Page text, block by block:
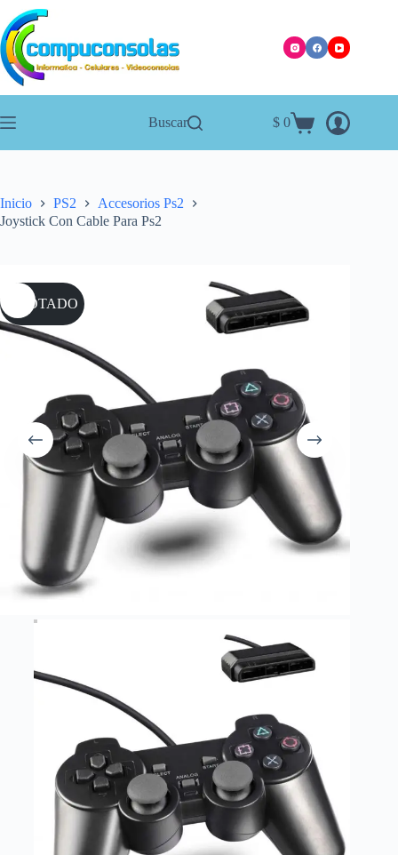
Saltar
al
contenido
Buscar
Carro
$ 0
Inicio PS2
Accesorios Ps2
Joystick Con Cable Para Ps2
AGOTADO